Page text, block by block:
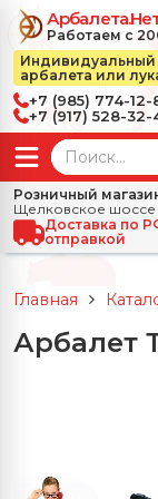
Работаем с
Индивидуальный
арбалета или
+7 (985) 774-12-
+7 (917) 528-32-
Розничный
Щелковское шоссе
Доставка по
отправкой
← Назад
Арбалеты
Арбалеты
Главная
Арбалет